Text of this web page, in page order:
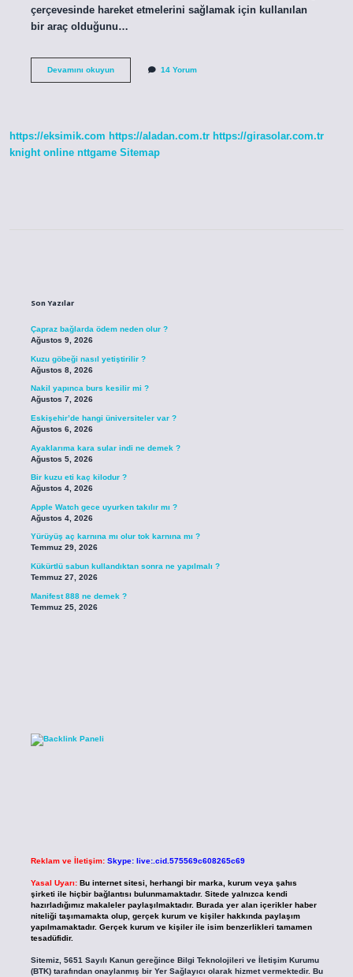
çerçevesinde hareket etmelerini sağlamak için kullanılan
bir araç olduğunu…
Devamını okuyunFilozoflara
14 Yorum
https://eksimik.com https://aladan.com.tr https://girasolar.com.tr
knight online nttgame Sitemap
Son Yazılar
Çapraz bağlarda ödem neden olur ?
Ağustos 9, 2026
Kuzu göbeği nasıl yetiştirilir ?
Ağustos 8, 2026
Nakil yapınca burs kesilir mi ?
Ağustos 7, 2026
Eskişehir’de hangi üniversiteler var ?
Ağustos 6, 2026
Ayaklarıma kara sular indi ne demek ?
Ağustos 5, 2026
Bir kuzu eti kaç kilodur ?
Ağustos 4, 2026
Apple Watch gece uyurken takılır mı ?
Ağustos 4, 2026
Yürüyüş aç karnına mı olur tok karnına mı ?
Temmuz 29, 2026
Kükürtlü sabun kullandıktan sonra ne yapılmalı ?
Temmuz 27, 2026
Manifest 888 ne demek ?
Temmuz 25, 2026
Reklam ve İletişim: Skype: live:.cid.575569c608265c69
Yasal Uyarı: Bu internet sitesi, herhangi bir marka, kurum veya şahıs
şirketi ile hiçbir bağlantısı bulunmamaktadır. Sitede yalnızca kendi
hazırladığımız makaleler paylaşılmaktadır. Burada yer alan içerikler haber
niteliği taşımamakta olup, gerçek kurum ve kişiler hakkında paylaşım
yapılmamaktadır. Gerçek kurum ve kişiler ile isim benzerlikleri tamamen
tesadüfidir.
Sitemiz, 5651 Sayılı Kanun gereğince Bilgi Teknolojileri ve İletişim Kurumu
(BTK) tarafından onaylanmış bir Yer Sağlayıcı olarak hizmet vermektedir. Bu